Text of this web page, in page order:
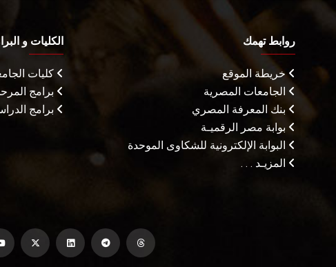
روابط تهمك
خريطة الموقع
الجامعات المصرية
بنك المعرفة المصري
بوابة مصر الرقميـة
البوابة الإلكترونية للشكاوى الموحدة
المزيـد . . .
الكليات و
كليات
برامج
برامج